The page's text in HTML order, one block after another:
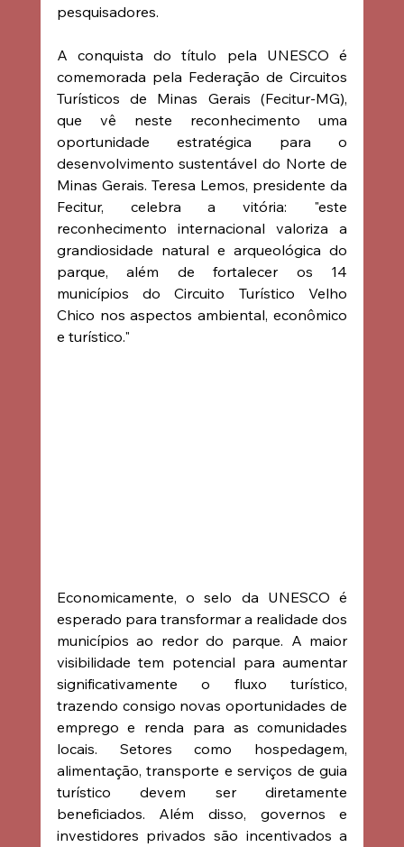
pesquisadores.
A conquista do título pela UNESCO é
comemorada pela Federação de Circuitos
Turísticos de Minas Gerais (Fecitur-MG),
que vê neste reconhecimento uma
oportunidade estratégica para o
desenvolvimento sustentável do Norte de
Minas Gerais. Teresa Lemos, presidente da
Fecitur, celebra a vitória: "este
reconhecimento internacional valoriza a
grandiosidade natural e arqueológica do
parque, além de fortalecer os 14
municípios do Circuito Turístico Velho
Chico nos aspectos ambiental, econômico
e turístico."
Economicamente, o selo da UNESCO é
esperado para transformar a realidade dos
municípios ao redor do parque. A maior
visibilidade tem potencial para aumentar
significativamente o fluxo turístico,
trazendo consigo novas oportunidades de
emprego e renda para as comunidades
locais. Setores como hospedagem,
alimentação, transporte e serviços de guia
turístico devem ser diretamente
beneficiados. Além disso, governos e
investidores privados são incentivados a